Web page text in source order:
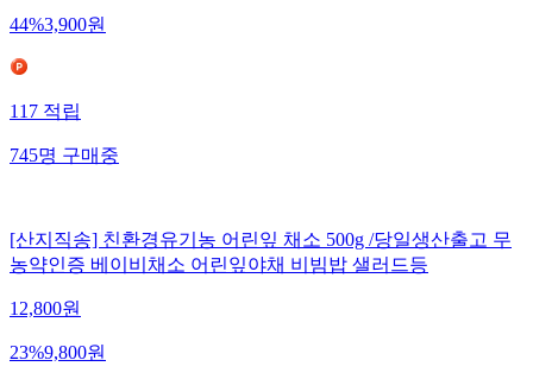
44%3,900원
117적립
745명구매중
[산지직송] 친환경유기농 어린잎 채소 500g /당일생산출고 무
농약인증 베이비채소 어린잎야채 비빔밥 샐러드등
12,800원
23%9,800원